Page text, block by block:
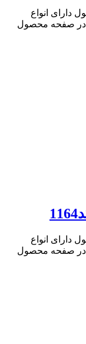
دارای انواع
در صفحه محصول
دارای انواع
در صفحه محصول